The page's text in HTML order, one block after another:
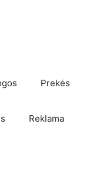
Prekės
Reklama